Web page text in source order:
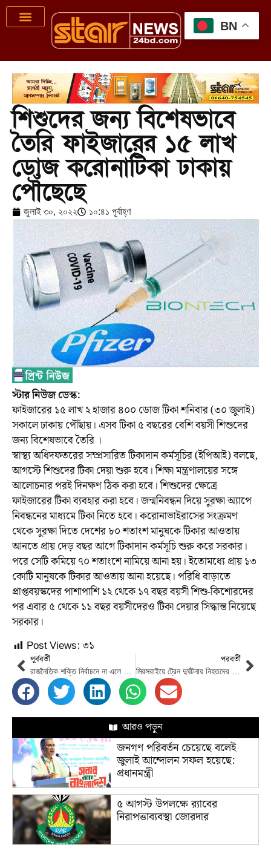
শিশুদের জন্য বিশেষভাবে
তৈরি ফাইজারের ১৫ লাখ
ডোজ করোনাটিকা ঢাকায়
পৌঁছেছে
জুলাই ৩০, ২০২২ ১০:৪১ পূর্বাহ্ণ
স্টার নিউজ ডেস্ক:
ফাইজারের ১৫ লাখ ২ হাজার ৪০০ ডোজ টিকা শনিবার (৩০ জুলাই)
সকালে ঢাকায় পৌঁছায়। এসব টিকা ৫ বছরের বেশি বয়সী শিশুদের
জন্য বিশেষভাবে তৈরি ।
স্বাস্থ্য অধিদফতরের সম্প্রসারিত টিকাদান কর্মসূচির (ইপিআই) বলছে,
আগস্টে শিশুদের টিকা দেয়া শুরু হবে। শিক্ষা মন্ত্রণালয়ের সঙ্গে
আলোচনার পরই দিনক্ষণ ঠিক করা হবে। শিশুদের ক্ষেত্রে
ফাইজারের টিকা ব্যবহার করা হবে। জন্মনিবন্ধন দিয়ে সুরক্ষা অ্যাপে
নিবন্ধনের মাধ্যমে টিকা নিতে হবে। করোনাভাইরাসের সংক্রমণ
থেকে সুরক্ষা দিতে দেশের ৮০ শতাংশ মানুষকে টিকার আওতায়
আনতে প্রায় দেড় বছর আগে টিকাদান কর্মসূচি শুরু করে সরকার।
পরে সেটি কমিয়ে ৭০ শতাংশে নামিয়ে আনা হয়। ইতোমধ্যে প্রায় ১৩
কোটি মানুষকে টিকার আওতায় আনা হয়েছে। পরিধি বাড়াতে
প্রাপ্তবয়স্কদের পাশাপাশি ১২ থেকে ১৭ বছর বয়সী শিশু-কিশোরদের
পর এবার ৫ থেকে ১১ বছর বয়সীদেরও টিকা দেয়ার সিদ্ধান্ত নিয়েছে
সরকার।
Post Views:৩১
পূর্ববর্তী
রাজনৈতিক শক্তি নির্বাচনে না এলে অপশক্তি মাথা চাড়া দেবে : সিইসি
পরবর্তী
মিরসরাইয়ে ট্রেন দুর্ঘটনায় নিহতদের জানাজায় শোকার্ত মানুষের ঢল
আরও পড়ুন
জনগণ পরিবর্তন চেয়েছে বলেই
জুলাই আন্দোলন সফল হয়েছে:
প্রধানমন্ত্রী
৫ আগস্ট উপলক্ষে র‌্যাবের
নিরাপত্তাব্যবস্থা জোরদার
BN